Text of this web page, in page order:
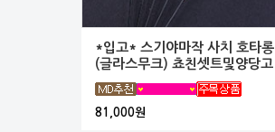
*입고* 스기야마작 사치 호타롱
(글라스무크) 쵸친셋트및양당고
81,000원